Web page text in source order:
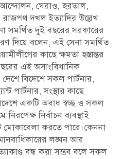
ঘেরাও, হরতাল,
দখল ইত্যাদির উল্লেখ
সমর্থিত দুই বছরের সরকারের
দিয়ে বলেন, এই সেনা সমর্থিত
কাছে ক্ষমতা হস্তান্তর
এই অসাংবিধানিক
বিদেশে সকল পার্টনার,
পার্টনার, সংস্থার কাছে
একটি অবাধ স্বচ্ছ ও সকল
নির্বাচন ব্যবস্থাই
করতে পারে।কেননা
লঙ্ঘন আর
বন্ধ করা সম্ভব বলে সকল